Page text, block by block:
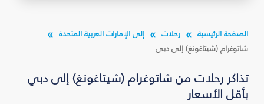
الصفحة الرئيسية رحلات
إلى الإمارات العربية المتحدة
شاتوغرام (شيتاغونغ) إلى دبي
تذاكر رحلات من شاتوغرام (شيتاغونغ) إلى دبي
بأقل الأسعار